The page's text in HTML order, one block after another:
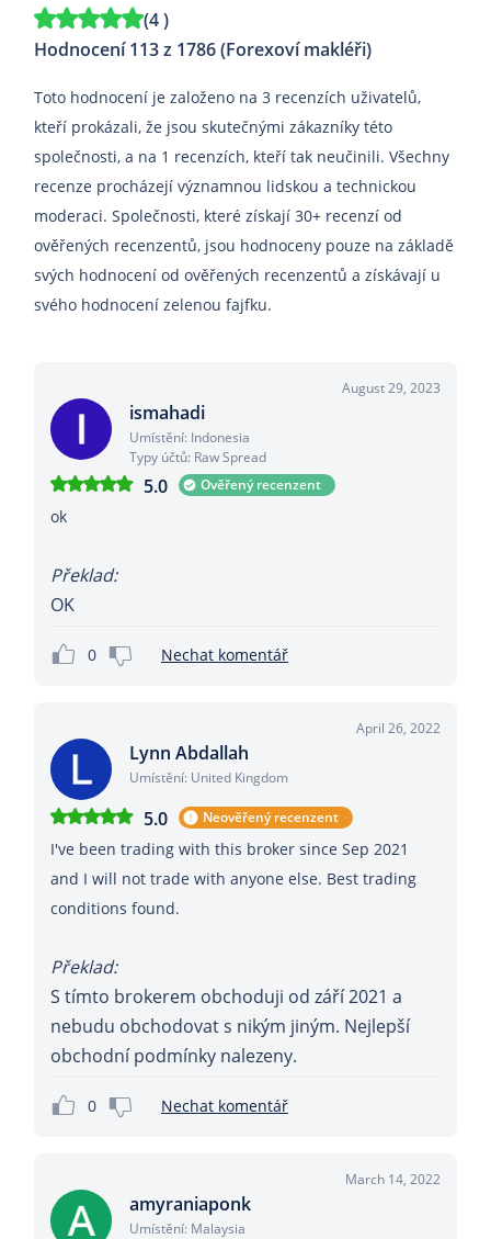
(4)
Hodnocení 113 z 1786 (Forexoví makléři)
Toto hodnocení je založeno na 3 recenzích uživatelů,
kteří prokázali, že jsou skutečnými zákazníky této
společnosti, a na 1 recenzích, kteří tak neučinili. Všechny
recenze procházejí významnou lidskou a technickou
moderaci. Společnosti, které získají 30+ recenzí od
ověřených recenzentů, jsou hodnoceny pouze na základě
svých hodnocení od ověřených recenzentů a získávají u
svého hodnocení zelenou fajfku.
August 29, 2023
ismahadi
Umístění: Indonesia
Typy účtů: Raw Spread
5.0 Ověřený recenzent
ok
Překlad:
OK
0 Nechat komentář
April 26, 2022
Lynn Abdallah
Umístění: United Kingdom
5.0 Neověřený recenzent
I've been trading with this broker since Sep 2021
and I will not trade with anyone else. Best trading
conditions found.
Překlad:
S tímto brokerem obchoduji od září 2021 a
nebudu obchodovat s nikým jiným. Nejlepší
obchodní podmínky nalezeny.
0 Nechat komentář
March 14, 2022
amyraniaponk
Umístění: Malaysia